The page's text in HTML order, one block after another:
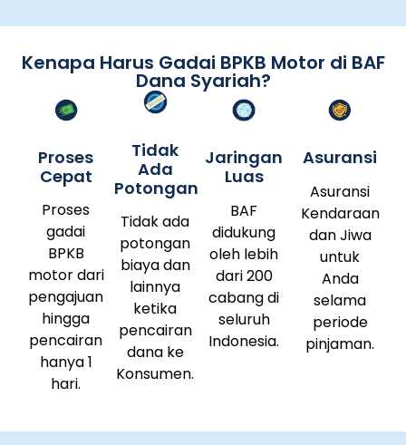
Kenapa Harus Gadai BPKB Motor di BAF
Dana Syariah?
Proses
Cepat
Proses
gadai
BPKB
motor dari
pengajuan
hingga
pencairan
hanya 1
hari.
Tidak
Ada
Potongan
Tidak ada
potongan
biaya dan
lainnya
ketika
pencairan
dana ke
Konsumen.
Jaringan
Luas
BAF
didukung
oleh lebih
dari 200
cabang di
seluruh
Indonesia.
Asuransi
Asuransi
Kendaraan
dan Jiwa
untuk
Anda
selama
periode
pinjaman.